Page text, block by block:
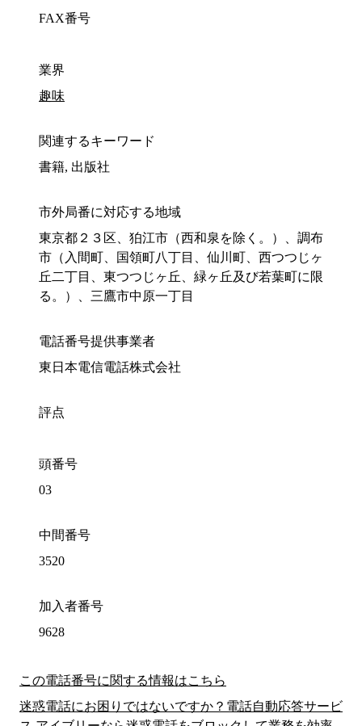
FAX番号
業界
趣味
関連するキーワード
書籍, 出版社
市外局番に対応する地域
東京都２３区、狛江市（西和泉を除く。）、調布
市（入間町、国領町八丁目、仙川町、西つつじヶ
丘二丁目、東つつじヶ丘、緑ヶ丘及び若葉町に限
る。）、三鷹市中原一丁目
電話番号提供事業者
東日本電信電話株式会社
評点
頭番号
03
中間番号
3520
加入者番号
9628
この電話番号に関する情報はこちら
迷惑電話にお困りではないですか？電話自動応答サービ